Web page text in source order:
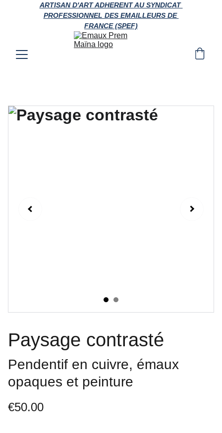
ARTISAN D'ART ADHERENT AU SYNDICAT
PROFESSIONNEL DES EMAILLEURS DE
FRANCE (SPEF)
Paysage contrasté
Pendentif en cuivre, émaux
opaques et peinture
€50.00